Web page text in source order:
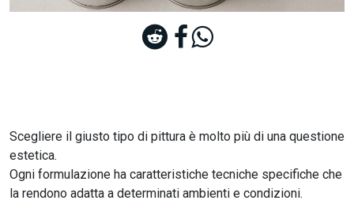
Scegliere il giusto tipo di pittura è molto più di una questione
estetica.
Ogni formulazione ha caratteristiche tecniche specifiche che
la rendono adatta a determinati ambienti e condizioni.